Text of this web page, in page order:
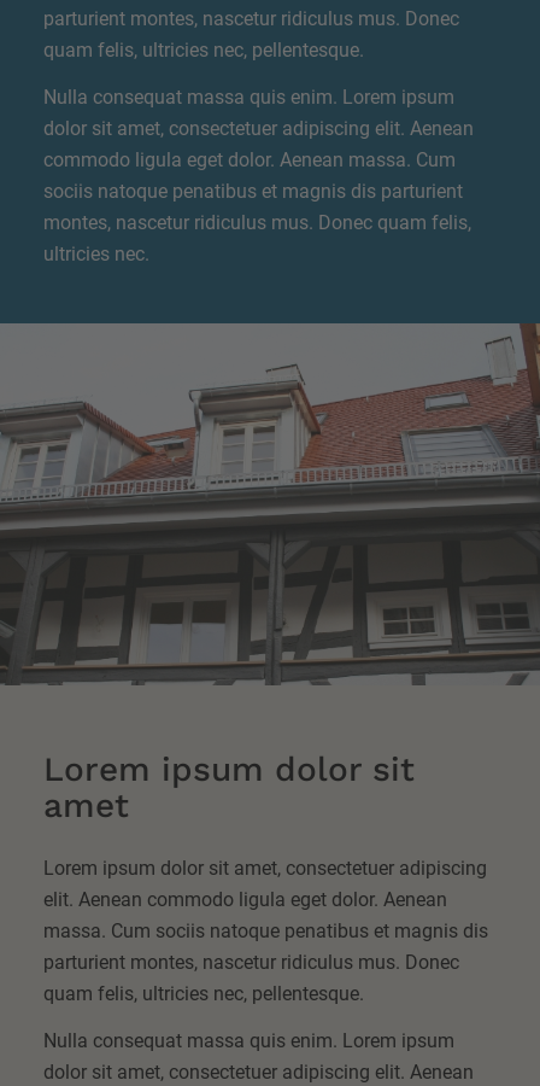
parturient montes, nascetur ridiculus mus. Donec
quam felis, ultricies nec, pellentesque.
Nulla consequat massa quis enim. Lorem ipsum
dolor sit amet, consectetuer adipiscing elit. Aenean
commodo ligula eget dolor. Aenean massa. Cum
sociis natoque penatibus et magnis dis parturient
montes, nascetur ridiculus mus. Donec quam felis,
ultricies nec.
Lorem ipsum dolor sit
amet
Lorem ipsum dolor sit amet, consectetuer adipiscing
elit. Aenean commodo ligula eget dolor. Aenean
massa. Cum sociis natoque penatibus et magnis dis
parturient montes, nascetur ridiculus mus. Donec
quam felis, ultricies nec, pellentesque.
Nulla consequat massa quis enim. Lorem ipsum
dolor sit amet, consectetuer adipiscing elit. Aenean